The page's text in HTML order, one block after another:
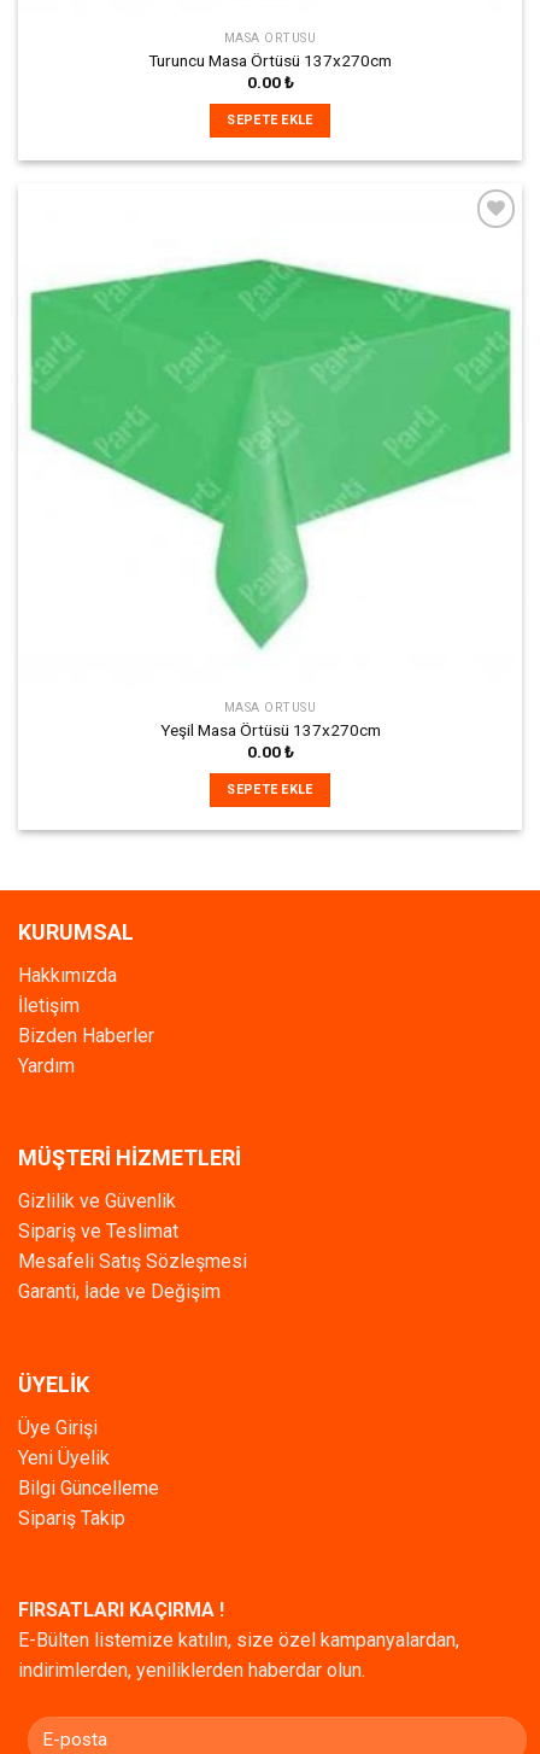
MASA ÖRTÜSÜ
Turuncu Masa Örtüsü 137x270cm
0.00₺
SEPETE EKLE
MASA ÖRTÜSÜ
Yeşil Masa Örtüsü 137x270cm
0.00₺
SEPETE EKLE
KURUMSAL
Hakkımızda
İletişim
Bizden Haberler
Yardım
MÜŞTERİ HİZMETLERİ
Gizlilik ve Güvenlik
Sipariş ve Teslimat
Mesafeli Satış Sözleşmesi
Garanti, İade ve Değişim
ÜYELİK
Üye Girişi
Yeni Üyelik
Bilgi Güncelleme
Sipariş Takip
FIRSATLARI KAÇIRMA !
E-Bülten listemize katılın, size özel kampanyalardan,
indirimlerden, yeniliklerden haberdar olun.